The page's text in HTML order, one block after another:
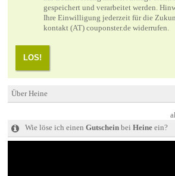
gespeichert und verarbeitet werden.
Ihre Einwilligung jederzeit für die
kontakt (AT) couponster.de widerrufen.
LOS!
Über Heine
Wie löse ich einen Gutscheinbei Heineein?